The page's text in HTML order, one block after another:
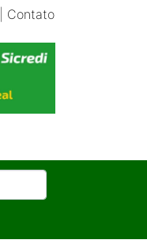
Contato